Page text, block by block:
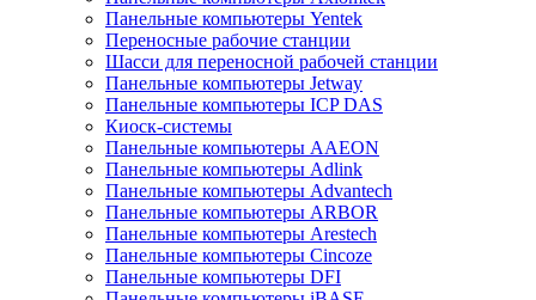
Панельные компьютеры Yentek
Переносные рабочие станции
Шасси для переносной рабочей станции
Панельные компьютеры Jetway
Панельные компьютеры ICP DAS
Киоск-системы
Панельные компьютеры AAEON
Панельные компьютеры Adlink
Панельные компьютеры Advantech
Панельные компьютеры ARBOR
Панельные компьютеры Arestech
Панельные компьютеры Cincoze
Панельные компьютеры DFI